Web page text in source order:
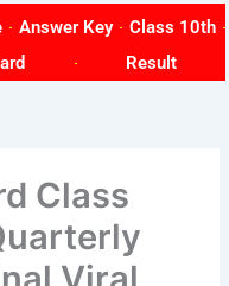
Answer Key
Class 10th
Result
Class